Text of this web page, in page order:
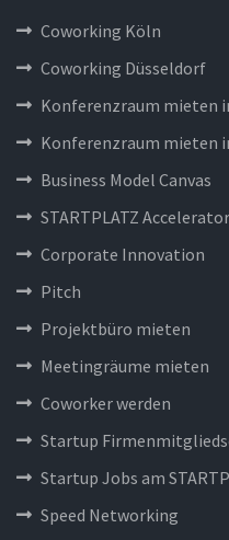
Coworking Köln
Coworking Düsseldorf
Konferenzraum mieten
Konferenzraum mieten
Business Model Canvas
STARTPLATZ Accelerator
Corporate Innovation
Pitch
Projektbüro mieten
Meetingräume mieten
Coworker werden
Startup
Startup Jobs am
Speed Networking